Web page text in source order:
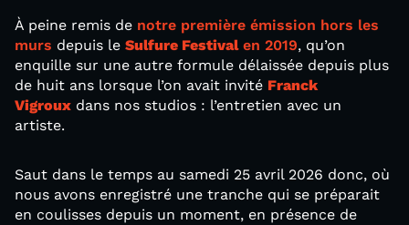
À peine remis de notre première émission hors les
murs depuis le Sulfure Festivalen 2019, qu’on
enquille sur une autre formule délaissée depuis plus
de huit ans lorsque l’on avait invité Franck
Vigroux dans nos studios : l’entretien avec un
artiste.
Saut dans le temps au samedi 25 avril 2026 donc, où
nous avons enregistré une tranche qui se préparait
en coulisses depuis un moment, en présence de